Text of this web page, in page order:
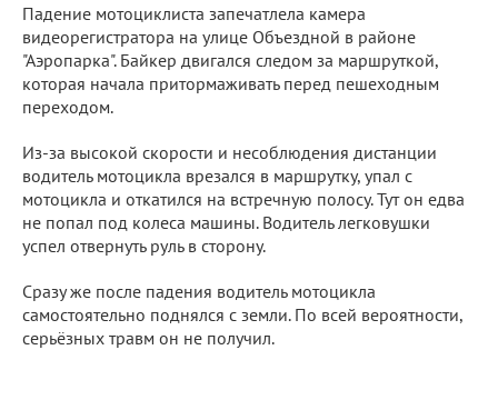
Падение мотоциклиста запечатлела камера
видеорегистратора на улице Объездной в районе
"Аэропарка". Байкер двигался следом за маршруткой,
которая начала притормаживать перед пешеходным
переходом.
Из-за высокой скорости и несоблюдения дистанции
водитель мотоцикла врезался в маршрутку, упал с
мотоцикла и откатился на встречную полосу. Тут он едва
не попал под колеса машины. Водитель легковушки
успел отвернуть руль в сторону.
Сразу же после падения водитель мотоцикла
самостоятельно поднялся с земли. По всей вероятности,
серьёзных травм он не получил.